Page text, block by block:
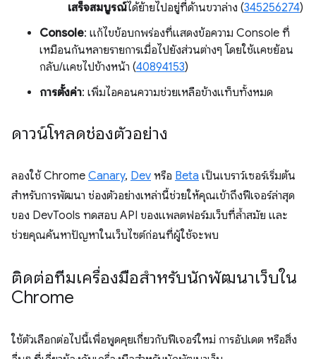
เสร็จสมบูรณ์ได้ย้ายไปอยู่ที่ด้านขวาล่าง (345256274)
Console: แก้ไขข้อบกพร่องที่แสดงข้อความ Console ที่
เหมือนกันหลายรายการเมื่อไปยังส่วนต่างๆ โดยใช้แคชย้อน
กลับ/แคชไปข้างหน้า (40894153)
การตั้งค่า: เพิ่มไอคอนความช่วยเหลือข้างแท็บทั้งหมด
ดาวน์โหลดช่องตัวอย่าง
ลองใช้ Chrome Canary, Dev หรือ Beta เป็นเบราว์เซอร์เริ่มต้น
สำหรับการพัฒนา ช่องตัวอย่างเหล่านี้ช่วยให้คุณเข้าถึงฟีเจอร์ล่าสุด
ของ DevTools ทดสอบ API ของแพลตฟอร์มเว็บที่ล้ำสมัย และ
ช่วยคุณค้นหาปัญหาในเว็บไซต์ก่อนที่ผู้ใช้จะพบ
ติดต่อทีมเครื่องมือสำหรับนักพัฒนาเว็บใน
Chrome
ใช้ตัวเลือกต่อไปนี้เพื่อพูดคุยเกี่ยวกับฟีเจอร์ใหม่ การอัปเดต หรือสิ่ง